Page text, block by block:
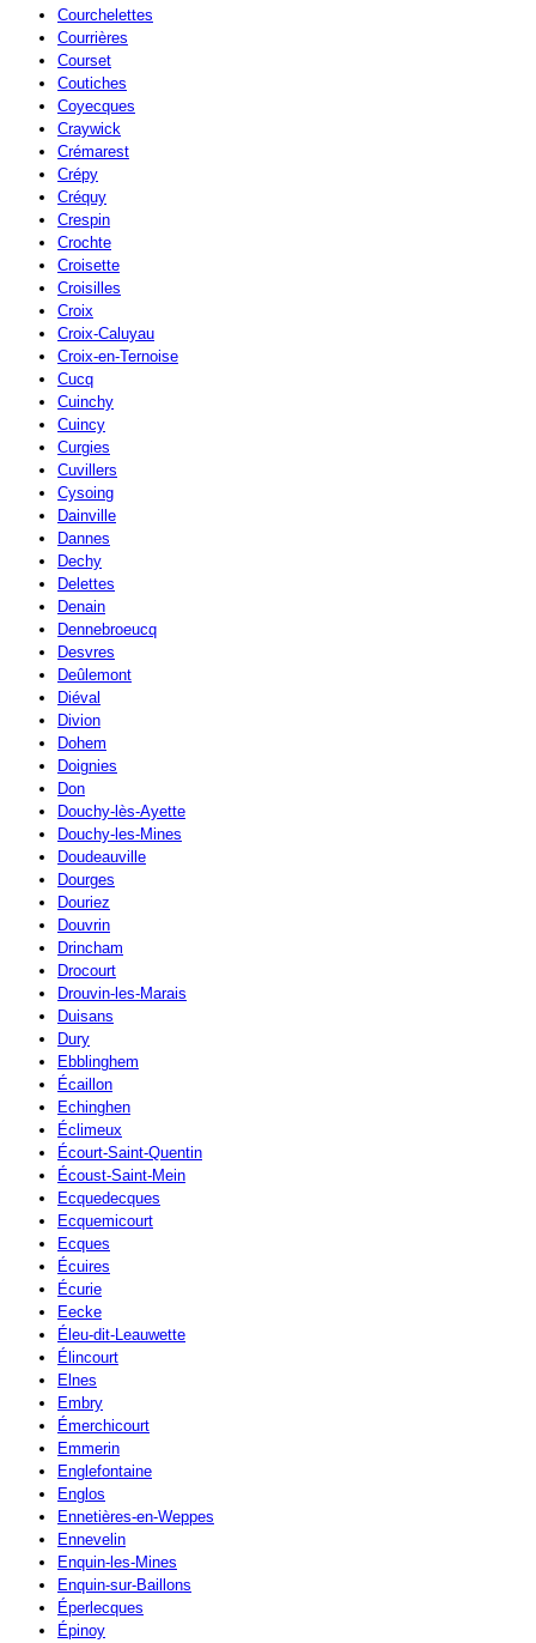
Courchelettes
Courrières
Courset
Coutiches
Coyecques
Craywick
Crémarest
Crépy
Créquy
Crespin
Crochte
Croisette
Croisilles
Croix
Croix-Caluyau
Croix-en-Ternoise
Cucq
Cuinchy
Cuincy
Curgies
Cuvillers
Cysoing
Dainville
Dannes
Dechy
Delettes
Denain
Dennebroeucq
Desvres
Deûlemont
Diéval
Divion
Dohem
Doignies
Don
Douchy-lès-Ayette
Douchy-les-Mines
Doudeauville
Dourges
Douriez
Douvrin
Drincham
Drocourt
Drouvin-les-Marais
Duisans
Dury
Ebblinghem
Écaillon
Echinghen
Éclimeux
Écourt-Saint-Quentin
Écoust-Saint-Mein
Ecquedecques
Ecquemicourt
Ecques
Écuires
Écurie
Eecke
Éleu-dit-Leauwette
Élincourt
Elnes
Embry
Émerchicourt
Emmerin
Englefontaine
Englos
Ennetières-en-Weppes
Ennevelin
Enquin-les-Mines
Enquin-sur-Baillons
Éperlecques
Épinoy